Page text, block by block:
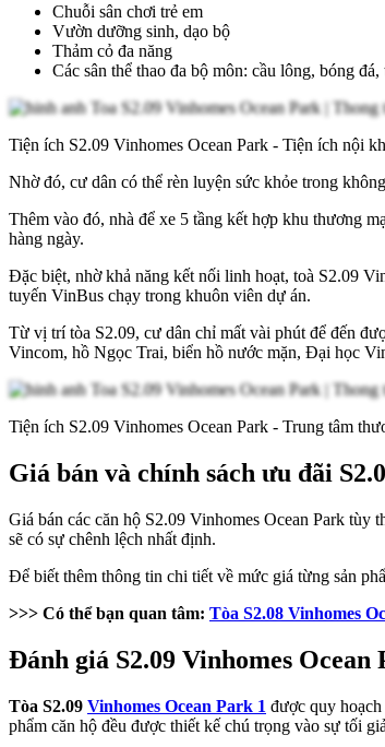
Chuỗi sân chơi trẻ em
Vườn dưỡng sinh, dạo bộ
Thảm cỏ đa năng
Các sân thể thao đa bộ môn: cầu lông, bóng
Tiện ích S2.09 Vinhomes Ocean Park - Tiện ích nội
Nhờ đó, cư dân có thể rèn luyện sức khỏe trong
Thêm vào đó, nhà để xe 5 tầng kết hợp khu thương
hàng ngày.
Đặc biệt, nhờ khả năng kết nối linh hoạt, toà S2.09
tuyến VinBus chạy trong khuôn viên dự án.
Từ vị trí tòa S2.09, cư dân chỉ mất vài phút để đến
Vincom, hồ Ngọc Trai, biển hồ nước mặn, Đại học
Tiện ích S2.09 Vinhomes Ocean Park - Trung tâm
Giá bán và chính sách ưu đãi
Giá bán các căn hộ S2.09 Vinhomes Ocean Park
sẽ có sự chênh lệch nhất định.
Để biết thêm thông tin chi tiết về mức giá từng sản
>>> Có thể bạn quan tâm: Tòa S2.08 Vinhomes
Đánh giá S2.09 Vinhomes Ocean
Tòa S2.09 Vinhomes Ocean Park 1 được quy
phẩm căn hộ đều được thiết kế chú trọng vào sự tối